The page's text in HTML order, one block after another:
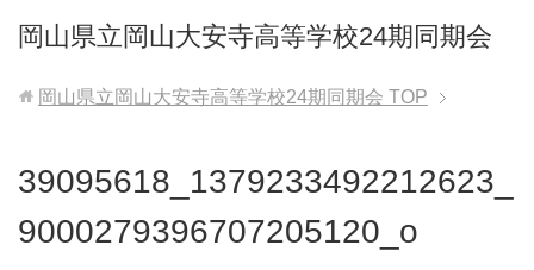
岡山県立岡山大安寺高等学校24期同期会
岡山県立岡山大安寺高等学校24期同期会 TOP
39095618_1379233492212623_
9000279396707205120_o